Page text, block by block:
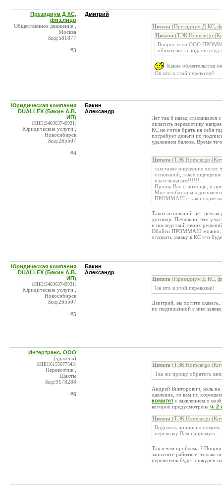
Президиум Д КС,
физ.лицо
Общественное движение ,
Москва
Код:581877
#3
Дмитрий
Цитата (Президиум Д КС,
Цитата (ТЭК Homсargo
Вопрос если ООО
обязательств подаст в суд
Какие обязательства
Он кто в этой перевозке?
Юридическая компания
DUALLEX (Бакин А.В.
ИП)
(ИНН:540363749931)
Юридические услуги ,
Новосибирск
Код:265507
#4
Бакин
Александр
Лет так 8 назад
оплатить перевозчику
КС не готов брать на себя
потребует деньги по
удалением баллов. Время
Цитата (ТЭК Homсargo
там такое ощущение хотят
оснований, такое
плательщикам!!!!!!
Прошу Вас о помощи, и
Мне необходимы
ПРОММАШ с
Таких оснований нет-
договор. Печально, что
и последствий своих
Обойти ПРОММАШ можно,
отозвать заявку в КС это
Юридическая компания
DUALLEX (Бакин А.В.
ИП)
(ИНН:540363749931)
Юридические услуги ,
Новосибирск
Код:265507
#5
Бакин
Александр
Цитата (Президиум Д КС,
Он кто в этой перевозке?
Дмитрий, вы хотите
по подписанной с ним
Интертранс, ООО
(удалена)
(ИНН:6155077543)
Перевозчик ,
Шахты
Код:9178288
#6
Цитата (ТЭК Homсargo
Так же прошу обратить
Андрей Викторович, коль на
давление, то вам по
комитет с заявлением о
которое предусмотрена ч. 2
Цитата (ТЭК Homсargo
Водитель попросил помочь
перевозку Вам напрямую
Так в чем проблема ?
заплатите работяге, только
перевозчик будет ошкурен